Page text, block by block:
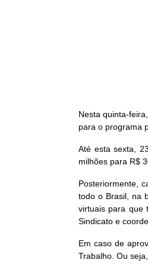
Nesta quinta-
para o programa
Até esta sexta,
milhões para R$
Posteriormente,
todo o Brasil, na
virtuais para que
Sindicato e
Em caso de
Trabalho. Ou